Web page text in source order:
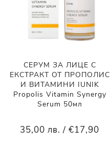
СЕРУМ ЗА ЛИЦЕ С
ЕКСТРАКТ ОТ ПРОПОЛИС
И ВИТАМИНИ IUNIK
Propolis Vitamin Synergy
Serum 50мл
35,00 лв. / €17,90